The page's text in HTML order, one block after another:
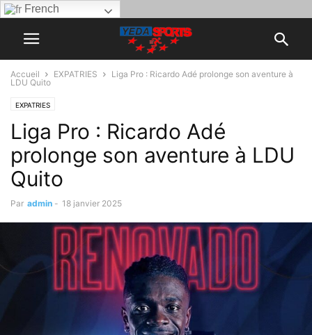
French
Accueil EXPATRIES
Liga Pro : Ricardo Adé prolonge son aventure à
LDU Quito
EXPATRIES
Liga Pro : Ricardo Adé
prolonge son aventure à LDU
Quito
Par admin - 18 janvier 2025